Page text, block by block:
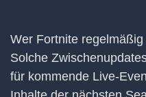
Wer Fortnite
Solche
für kommende Live-